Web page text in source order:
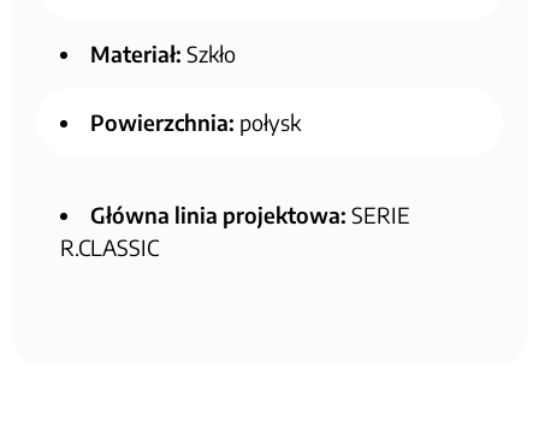
Materiał: Szkło
Powierzchnia: połysk
Główna linia projektowa: SERIE
R.CLASSIC